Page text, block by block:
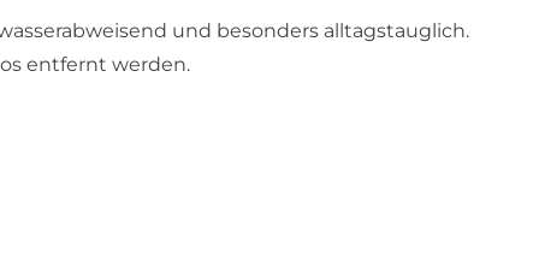
und besonders alltagstauglich.
entfernt werden.